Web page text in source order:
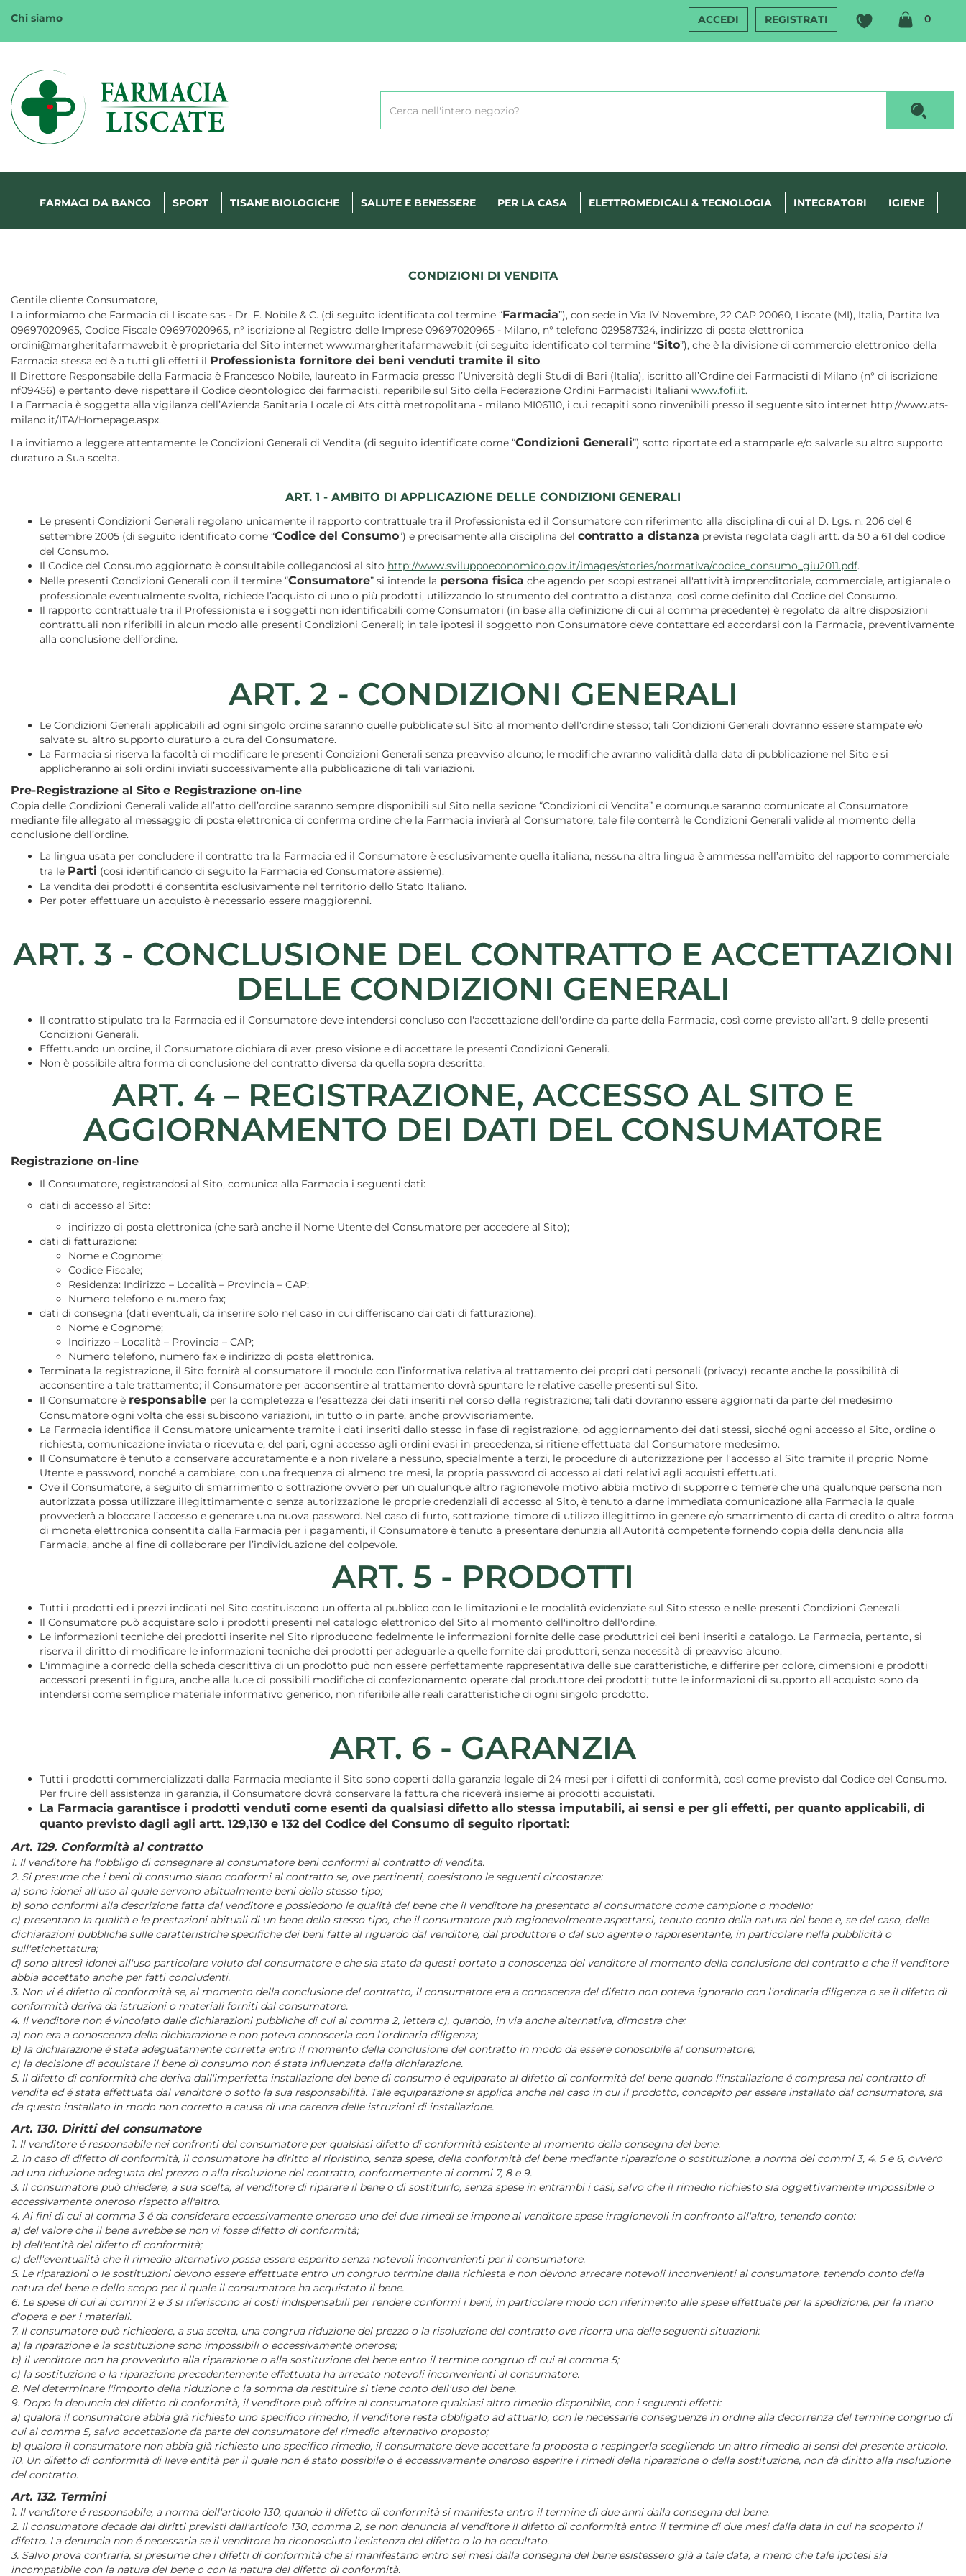
Chi siamo ACCEDI REGISTRATI 0
Margherita
FarmaWeb
Prodotto
FARMACI DA BANCO SPORT TISANE BIOLOGICHE SALUTE E BENESSERE PER LA CASA ELETTROMEDICALI & TECNOLOGIA INTEGRATORI IGIENE
CONDIZIONI DI VENDITA
Gentile cliente Consumatore,
La informiamo che Farmacia di Liscate sas - Dr. F. Nobile & C. (di seguito identificata col termine “Farmacia”), con sede in Via IV Novembre, 22 CAP 20060, Liscate (MI), Italia, Partita Iva
09697020965, Codice Fiscale 09697020965, n° iscrizione al Registro delle Imprese 09697020965 - Milano, n° telefono 029587324, indirizzo di posta elettronica
ordini@margheritafarmaweb.it è proprietaria del Sito internet www.margheritafarmaweb.it (di seguito identificato col termine “Sito”), che è la divisione di commercio elettronico della
Farmacia stessa ed è a tutti gli effetti il Professionista fornitore dei beni venduti tramite il sito.
Il Direttore Responsabile della Farmacia è Francesco Nobile, laureato in Farmacia presso l’Università degli Studi di Bari (Italia), iscritto all’Ordine dei Farmacisti di Milano (n° di iscrizione
nf09456) e pertanto deve rispettare il Codice deontologico dei farmacisti, reperibile sul Sito della Federazione Ordini Farmacisti Italiani www.fofi.it.
La Farmacia è soggetta alla vigilanza dell’Azienda Sanitaria Locale di Ats città metropolitana - milano MI06110, i cui recapiti sono rinvenibili presso il seguente sito internet http://www.ats-
milano.it/ITA/Homepage.aspx.
La invitiamo a leggere attentamente le Condizioni Generali di Vendita (di seguito identificate come “Condizioni Generali”) sotto riportate ed a stamparle e/o salvarle su altro supporto
duraturo a Sua scelta.
ART. 1 - AMBITO DI APPLICAZIONE DELLE CONDIZIONI GENERALI
Le presenti Condizioni Generali regolano unicamente il rapporto contrattuale tra il Professionista ed il Consumatore con riferimento alla disciplina di cui al D. Lgs. n. 206 del 6
settembre 2005 (di seguito identificato come “Codice del Consumo”) e precisamente alla disciplina del contratto a distanza prevista regolata dagli artt. da 50 a 61 del codice
del Consumo.
Il Codice del Consumo aggiornato è consultabile collegandosi al sito http://www.sviluppoeconomico.gov.it/images/stories/normativa/codice_consumo_giu2011.pdf.
Nelle presenti Condizioni Generali con il termine “Consumatore” si intende la persona fisica che agendo per scopi estranei all'attività imprenditoriale, commerciale, artigianale o
professionale eventualmente svolta, richiede l’acquisto di uno o più prodotti, utilizzando lo strumento del contratto a distanza, così come definito dal Codice del Consumo.
Il rapporto contrattuale tra il Professionista e i soggetti non identificabili come Consumatori (in base alla definizione di cui al comma precedente) è regolato da altre disposizioni
contrattuali non riferibili in alcun modo alle presenti Condizioni Generali; in tale ipotesi il soggetto non Consumatore deve contattare ed accordarsi con la Farmacia, preventivamente
alla conclusione dell’ordine.
ART. 2 - CONDIZIONI GENERALI
Le Condizioni Generali applicabili ad ogni singolo ordine saranno quelle pubblicate sul Sito al momento dell'ordine stesso; tali Condizioni Generali dovranno essere stampate e/o
salvate su altro supporto duraturo a cura del Consumatore.
La Farmacia si riserva la facoltà di modificare le presenti Condizioni Generali senza preavviso alcuno; le modifiche avranno validità dalla data di pubblicazione nel Sito e si
applicheranno ai soli ordini inviati successivamente alla pubblicazione di tali variazioni.
Pre-Registrazione al Sito e Registrazione on-line
Copia delle Condizioni Generali valide all’atto dell’ordine saranno sempre disponibili sul Sito nella sezione “Condizioni di Vendita” e comunque saranno comunicate al Consumatore
mediante file allegato al messaggio di posta elettronica di conferma ordine che la Farmacia invierà al Consumatore; tale file conterrà le Condizioni Generali valide al momento della
conclusione dell’ordine.
La lingua usata per concludere il contratto tra la Farmacia ed il Consumatore è esclusivamente quella italiana, nessuna altra lingua è ammessa nell’ambito del rapporto commerciale
tra le Parti (così identificando di seguito la Farmacia ed Consumatore assieme).
La vendita dei prodotti é consentita esclusivamente nel territorio dello Stato Italiano.
Per poter effettuare un acquisto è necessario essere maggiorenni.
ART. 3 - CONCLUSIONE DEL CONTRATTO E ACCETTAZIONI
DELLE CONDIZIONI GENERALI
Il contratto stipulato tra la Farmacia ed il Consumatore deve intendersi concluso con l'accettazione dell'ordine da parte della Farmacia, così come previsto all’art. 9 delle presenti
Condizioni Generali.
Effettuando un ordine, il Consumatore dichiara di aver preso visione e di accettare le presenti Condizioni Generali.
Non è possibile altra forma di conclusione del contratto diversa da quella sopra descritta.
ART. 4 – REGISTRAZIONE, ACCESSO AL SITO E
AGGIORNAMENTO DEI DATI DEL CONSUMATORE
Registrazione on-line
Il Consumatore, registrandosi al Sito, comunica alla Farmacia i seguenti dati:
dati di accesso al Sito:
indirizzo di posta elettronica (che sarà anche il Nome Utente del Consumatore per accedere al Sito);
dati di fatturazione:
Nome e Cognome;
Codice Fiscale;
Residenza: Indirizzo – Località – Provincia – CAP;
Numero telefono e numero fax;
dati di consegna (dati eventuali, da inserire solo nel caso in cui differiscano dai dati di fatturazione):
Nome e Cognome;
Indirizzo – Località – Provincia – CAP;
Numero telefono, numero fax e indirizzo di posta elettronica.
Terminata la registrazione, il Sito fornirà al consumatore il modulo con l’informativa relativa al trattamento dei propri dati personali (privacy) recante anche la possibilità di
acconsentire a tale trattamento; il Consumatore per acconsentire al trattamento dovrà spuntare le relative caselle presenti sul Sito.
Il Consumatore è responsabile per la completezza e l’esattezza dei dati inseriti nel corso della registrazione; tali dati dovranno essere aggiornati da parte del medesimo
Consumatore ogni volta che essi subiscono variazioni, in tutto o in parte, anche provvisoriamente.
La Farmacia identifica il Consumatore unicamente tramite i dati inseriti dallo stesso in fase di registrazione, od aggiornamento dei dati stessi, sicché ogni accesso al Sito, ordine o
richiesta, comunicazione inviata o ricevuta e, del pari, ogni accesso agli ordini evasi in precedenza, si ritiene effettuata dal Consumatore medesimo.
Il Consumatore è tenuto a conservare accuratamente e a non rivelare a nessuno, specialmente a terzi, le procedure di autorizzazione per l’accesso al Sito tramite il proprio Nome
Utente e password, nonché a cambiare, con una frequenza di almeno tre mesi, la propria password di accesso ai dati relativi agli acquisti effettuati.
Ove il Consumatore, a seguito di smarrimento o sottrazione ovvero per un qualunque altro ragionevole motivo abbia motivo di supporre o temere che una qualunque persona non
autorizzata possa utilizzare illegittimamente o senza autorizzazione le proprie credenziali di accesso al Sito, è tenuto a darne immediata comunicazione alla Farmacia la quale
provvederà a bloccare l’accesso e generare una nuova password. Nel caso di furto, sottrazione, timore di utilizzo illegittimo in genere e/o smarrimento di carta di credito o altra forma
di moneta elettronica consentita dalla Farmacia per i pagamenti, il Consumatore è tenuto a presentare denunzia all’Autorità competente fornendo copia della denuncia alla
Farmacia, anche al fine di collaborare per l’individuazione del colpevole.
ART. 5 - PRODOTTI
Tutti i prodotti ed i prezzi indicati nel Sito costituiscono un'offerta al pubblico con le limitazioni e le modalità evidenziate sul Sito stesso e nelle presenti Condizioni Generali.
Il Consumatore può acquistare solo i prodotti presenti nel catalogo elettronico del Sito al momento dell'inoltro dell'ordine.
Le informazioni tecniche dei prodotti inserite nel Sito riproducono fedelmente le informazioni fornite delle case produttrici dei beni inseriti a catalogo. La Farmacia, pertanto, si
riserva il diritto di modificare le informazioni tecniche dei prodotti per adeguarle a quelle fornite dai produttori, senza necessità di preavviso alcuno.
L'immagine a corredo della scheda descrittiva di un prodotto può non essere perfettamente rappresentativa delle sue caratteristiche, e differire per colore, dimensioni e prodotti
accessori presenti in figura, anche alla luce di possibili modifiche di confezionamento operate dal produttore dei prodotti; tutte le informazioni di supporto all'acquisto sono da
intendersi come semplice materiale informativo generico, non riferibile alle reali caratteristiche di ogni singolo prodotto.
ART. 6 - GARANZIA
Tutti i prodotti commercializzati dalla Farmacia mediante il Sito sono coperti dalla garanzia legale di 24 mesi per i difetti di conformità, così come previsto dal Codice del Consumo.
Per fruire dell'assistenza in garanzia, il Consumatore dovrà conservare la fattura che riceverà insieme ai prodotti acquistati.
La Farmacia garantisce i prodotti venduti come esenti da qualsiasi difetto allo stessa imputabili, ai sensi e per gli effetti, per quanto applicabili, di
quanto previsto dagli agli artt. 129,130 e 132 del Codice del Consumo di seguito riportati:
Art. 129. Conformità al contratto
1. Il venditore ha l'obbligo di consegnare al consumatore beni conformi al contratto di vendita.
2. Si presume che i beni di consumo siano conformi al contratto se, ove pertinenti, coesistono le seguenti circostanze:
a) sono idonei all'uso al quale servono abitualmente beni dello stesso tipo;
b) sono conformi alla descrizione fatta dal venditore e possiedono le qualità del bene che il venditore ha presentato al consumatore come campione o modello;
c) presentano la qualità e le prestazioni abituali di un bene dello stesso tipo, che il consumatore può ragionevolmente aspettarsi, tenuto conto della natura del bene e, se del caso, delle
dichiarazioni pubbliche sulle caratteristiche specifiche dei beni fatte al riguardo dal venditore, dal produttore o dal suo agente o rappresentante, in particolare nella pubblicità o
sull'etichettatura;
d) sono altresì idonei all'uso particolare voluto dal consumatore e che sia stato da questi portato a conoscenza del venditore al momento della conclusione del contratto e che il venditore
abbia accettato anche per fatti concludenti.
3. Non vi é difetto di conformità se, al momento della conclusione del contratto, il consumatore era a conoscenza del difetto non poteva ignorarlo con l'ordinaria diligenza o se il difetto di
conformità deriva da istruzioni o materiali forniti dal consumatore.
4. Il venditore non é vincolato dalle dichiarazioni pubbliche di cui al comma 2, lettera c), quando, in via anche alternativa, dimostra che:
a) non era a conoscenza della dichiarazione e non poteva conoscerla con l'ordinaria diligenza;
b) la dichiarazione é stata adeguatamente corretta entro il momento della conclusione del contratto in modo da essere conoscibile al consumatore;
c) la decisione di acquistare il bene di consumo non é stata influenzata dalla dichiarazione.
5. Il difetto di conformità che deriva dall'imperfetta installazione del bene di consumo é equiparato al difetto di conformità del bene quando l'installazione é compresa nel contratto di
vendita ed é stata effettuata dal venditore o sotto la sua responsabilità. Tale equiparazione si applica anche nel caso in cui il prodotto, concepito per essere installato dal consumatore, sia
da questo installato in modo non corretto a causa di una carenza delle istruzioni di installazione.
Art. 130. Diritti del consumatore
1. Il venditore é responsabile nei confronti del consumatore per qualsiasi difetto di conformità esistente al momento della consegna del bene.
2. In caso di difetto di conformità, il consumatore ha diritto al ripristino, senza spese, della conformità del bene mediante riparazione o sostituzione, a norma dei commi 3, 4, 5 e 6, ovvero
ad una riduzione adeguata del prezzo o alla risoluzione del contratto, conformemente ai commi 7, 8 e 9.
3. Il consumatore può chiedere, a sua scelta, al venditore di riparare il bene o di sostituirlo, senza spese in entrambi i casi, salvo che il rimedio richiesto sia oggettivamente impossibile o
eccessivamente oneroso rispetto all'altro.
4. Ai fini di cui al comma 3 é da considerare eccessivamente oneroso uno dei due rimedi se impone al venditore spese irragionevoli in confronto all'altro, tenendo conto:
a) del valore che il bene avrebbe se non vi fosse difetto di conformità;
b) dell'entità del difetto di conformità;
c) dell'eventualità che il rimedio alternativo possa essere esperito senza notevoli inconvenienti per il consumatore.
5. Le riparazioni o le sostituzioni devono essere effettuate entro un congruo termine dalla richiesta e non devono arrecare notevoli inconvenienti al consumatore, tenendo conto della
natura del bene e dello scopo per il quale il consumatore ha acquistato il bene.
6. Le spese di cui ai commi 2 e 3 si riferiscono ai costi indispensabili per rendere conformi i beni, in particolare modo con riferimento alle spese effettuate per la spedizione, per la mano
d'opera e per i materiali.
7. Il consumatore può richiedere, a sua scelta, una congrua riduzione del prezzo o la risoluzione del contratto ove ricorra una delle seguenti situazioni:
a) la riparazione e la sostituzione sono impossibili o eccessivamente onerose;
b) il venditore non ha provveduto alla riparazione o alla sostituzione del bene entro il termine congruo di cui al comma 5;
c) la sostituzione o la riparazione precedentemente effettuata ha arrecato notevoli inconvenienti al consumatore.
8. Nel determinare l'importo della riduzione o la somma da restituire si tiene conto dell'uso del bene.
9. Dopo la denuncia del difetto di conformità, il venditore può offrire al consumatore qualsiasi altro rimedio disponibile, con i seguenti effetti:
a) qualora il consumatore abbia già richiesto uno specifico rimedio, il venditore resta obbligato ad attuarlo, con le necessarie conseguenze in ordine alla decorrenza del termine congruo di
cui al comma 5, salvo accettazione da parte del consumatore del rimedio alternativo proposto;
b) qualora il consumatore non abbia già richiesto uno specifico rimedio, il consumatore deve accettare la proposta o respingerla scegliendo un altro rimedio ai sensi del presente articolo.
10. Un difetto di conformità di lieve entità per il quale non é stato possibile o é eccessivamente oneroso esperire i rimedi della riparazione o della sostituzione, non dà diritto alla risoluzione
del contratto.
Art. 132. Termini
1. Il venditore é responsabile, a norma dell'articolo 130, quando il difetto di conformità si manifesta entro il termine di due anni dalla consegna del bene.
2. Il consumatore decade dai diritti previsti dall'articolo 130, comma 2, se non denuncia al venditore il difetto di conformità entro il termine di due mesi dalla data in cui ha scoperto il
difetto. La denuncia non é necessaria se il venditore ha riconosciuto l'esistenza del difetto o lo ha occultato.
3. Salvo prova contraria, si presume che i difetti di conformità che si manifestano entro sei mesi dalla consegna del bene esistessero già a tale data, a meno che tale ipotesi sia
incompatibile con la natura del bene o con la natura del difetto di conformità.